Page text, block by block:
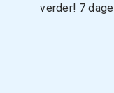
verder! 7